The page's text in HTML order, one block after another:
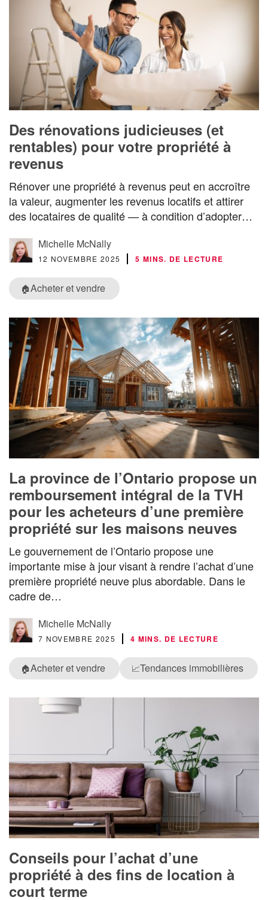
Des rénovations judicieuses (et
rentables) pour votre propriété à
revenus
Rénover une propriété à revenus peut en accroître
la valeur, augmenter les revenus locatifs et attirer
des locataires de qualité — à condition d’adopter…
Michelle McNally
12 NOVEMBRE 2025 5 MINS. DE LECTURE
🏠Acheter et vendre
La province de l’Ontario propose un
remboursement intégral de la TVH
pour les acheteurs d’une première
propriété sur les maisons neuves
Le gouvernement de l’Ontario propose une
importante mise à jour visant à rendre l’achat d’une
première propriété neuve plus abordable. Dans le
cadre de…
Michelle McNally
7 NOVEMBRE 2025 4 MINS. DE LECTURE
🏠Acheter et vendre 📈Tendances immobilières
Conseils pour l’achat d’une
propriété à des fins de location à
court terme